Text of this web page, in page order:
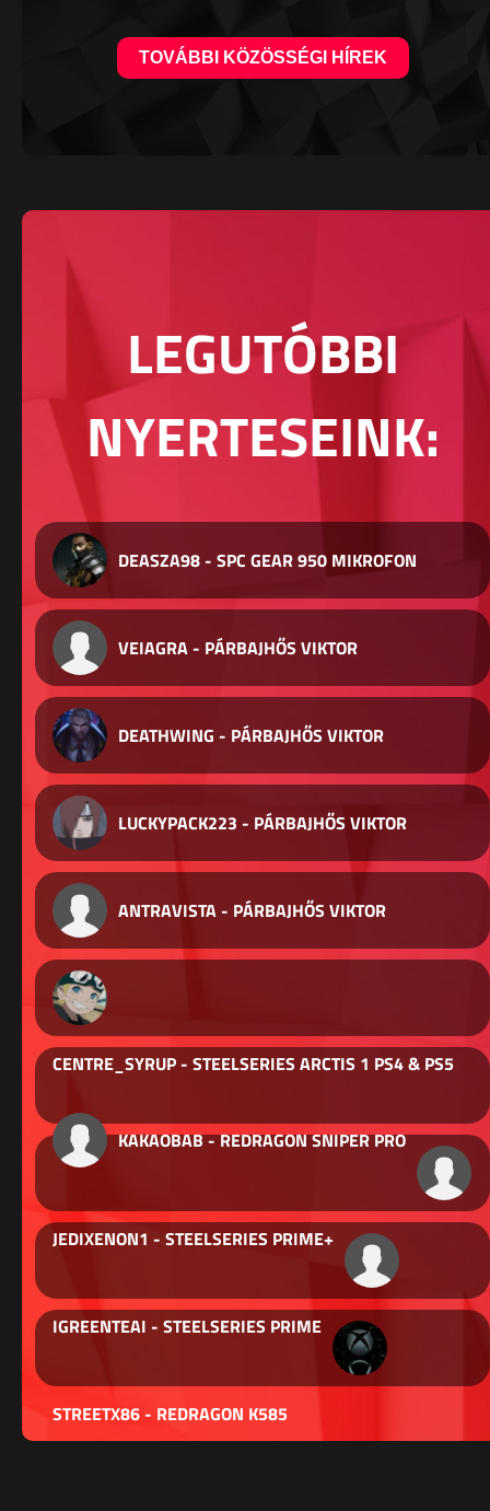
TOVÁBBI KÖZÖSSÉGI HÍREK
LEGUTÓBBI
NYERTESEINK:
DEASZA98 - SPC GEAR 950 MIKROFON
VEIAGRA - PÁRBAJHŐS VIKTOR
DEATHWING - PÁRBAJHŐS VIKTOR
LUCKYPACK223 - PÁRBAJHŐS VIKTOR
ANTRAVISTA - PÁRBAJHŐS VIKTOR
CENTRE_SYRUP - STEELSERIES ARCTIS 1 PS4 & PS5
KAKAOBAB - REDRAGON SNIPER PRO
JEDIXENON1 - STEELSERIES PRIME+
IGREENTEAI - STEELSERIES PRIME
STREETX86 - REDRAGON K585